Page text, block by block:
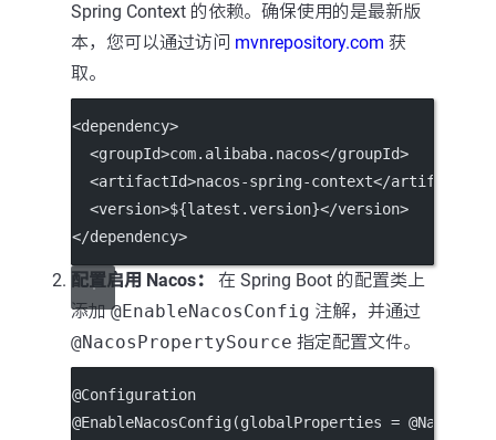
Spring Context 的依赖。确保使用的是最新版
本，您可以通过访问 mvnrepository.com 获
取。
<dependency>
  <
groupId>com.alibaba.nacos</groupId>
  <
artifactId>nacos-spring-context</artifactId
  <
version>${latest.version}</version>
</dependency>
配置启用 Nacos：
在 Spring Boot 的配置类上
添加@EnableNacosConfig 注解，并通过
@NacosPropertySource 指定配置文件。
@Configuration
@EnableNacosConfig(globalProperties = @